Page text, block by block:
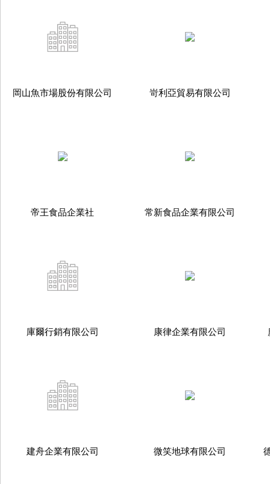
岡山魚市場股份有限公司 岢利亞貿易有限公司
帝王食品企業社 常新食品企業有限公司
庫爾行銷有限公司 康律企業有限公司
建舟企業有限公司 微笑地球有限公司